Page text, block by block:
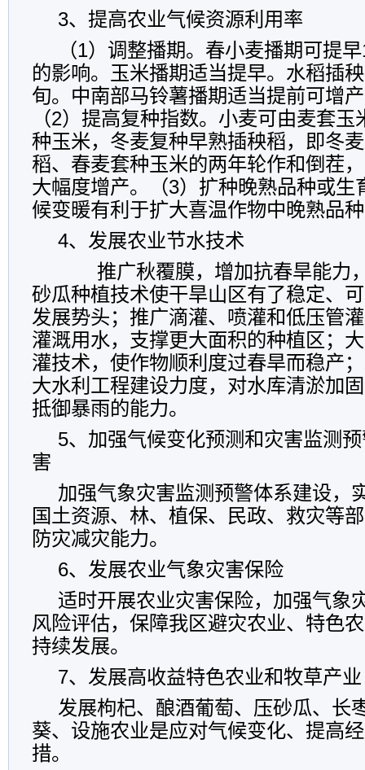
3、提高农业气候资源利用率
（1）调整播期。春小麦播期可提
的影响。玉米播期适当提早。水稻插
旬。中南部马铃薯播期适当提前可增
（2）提高复种指数。小麦可由麦套
种玉米，冬麦复种早熟插秧稻，即冬
稻、春麦套种玉米的两年轮作和倒茬
大幅度增产。（3）扩种晚熟品种或生
候变暖有利于扩大喜温作物中晚熟品
4、发展农业节水技术
推广秋覆膜，增加抗春旱能力
砂瓜种植技术使干旱山区有了稳定、
发展势头；推广滴灌、喷灌和低压管
灌溉用水，支撑更大面积的种植区；
灌技术，使作物顺利度过春旱而稳产
大水利工程建设力度，对水库清淤加
抵御暴雨的能力。
5、加强气候变化预测和灾害监测
害
加强气象灾害监测预警体系建设，
国土资源、林、植保、民政、救灾等
防灾减灾能力。
6、发展农业气象灾害保险
适时开展农业灾害保险，加强气象
风险评估，保障我区避灾农业、特色
持续发展。
7、发展高收益特色农业和牧草产业
发展枸杞、酿酒葡萄、压砂瓜、长
葵、设施农业是应对气候变化、提高
措。